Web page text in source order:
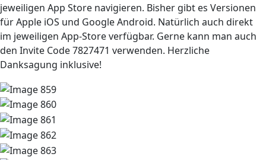
jeweiligen App Store navigieren. Bisher gibt es Versionen
für Apple iOS und Google Android. Natürlich auch direkt
im jeweiligen App-Store verfügbar. Gerne kann man auch
den Invite Code 7827471 verwenden. Herzliche
Danksagung inklusive!